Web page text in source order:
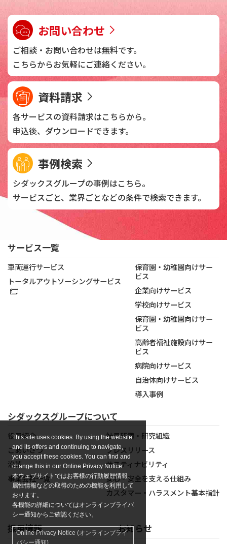
This site uses cookies. By using the website
and its offers and continuing to navigate,
you accept these cookies. You can find and
change this in our Online Privacy Notice.
本ウェブサイトではお客様の行動履歴情報、
属性情報などの取得のための機能を利用して
おります。
各機能の詳細についてはオンラインプライバ
シー通知からご確認ください。
Online Privacy Notice (オンラインプライ
バシー通知)
お問い合わせ
ご相談・お問い合わせは無料です。
こちらからお気軽にご連絡ください。
資料請求
各サービスの資料請求はこちらから。
申込後、 ダウンロードできます。
事例検索
シダックスグループの事例はこちら。
サービスごと、業界ごとなどの条件で検索できます。
サービス一覧
車両運行サービス
トータルアウトソーシングサービス
保育園・幼稚園向けサー
ビス
企業向けサービス
学校向けサービス
保育園・幼稚園向けサー
ビス
高齢者福祉施設向けサー
ビス
病院向けサービス
自治体向けサービス
導入事例
シダックスグループについて
役員紹介
ごあいさつ
沿革
事業会社一覧
社員研鑽・研究組織
プレスリリース
サスティナビリティ
安心・安全を支える仕組み
カスタマー・ハラスメント基本指針
採用情報 お知らせ